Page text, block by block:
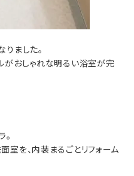
ました。
がおしゃれな明るい浴室が完
を、内装まるごとリフォーム